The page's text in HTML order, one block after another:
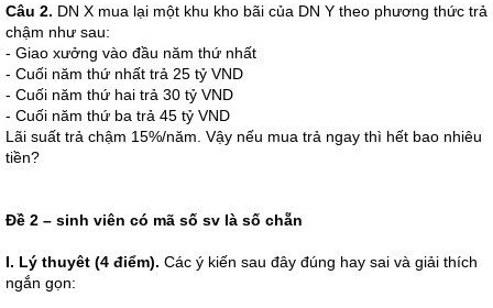
Câu 2. DN X mua lại một khu kho bãi của DN Y theo phương thức trả
chậm như sau:
- Giao xưởng vào đầu năm thứ nhất
- Cuối năm thứ nhất trả 25 tỷ VND
- Cuối năm thứ hai trả 30 tỷ VND
- Cuối năm thứ ba trả 45 tỷ VND
Lãi suất trả chậm 15%/năm. Vậy nếu mua trả ngay thì hết bao nhiêu
tiền?
Đề 2 – sinh viên có mã số sv là số chẵn
I. Lý thuyêt (4 điểm). Các ý kiến sau đây đúng hay sai và giải thích
ngắn gọn: